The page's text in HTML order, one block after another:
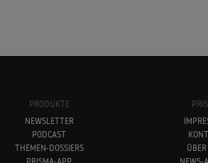
PRODUKTE
NEWSLETTER
PODCAST
THEMEN-DOSSIERS